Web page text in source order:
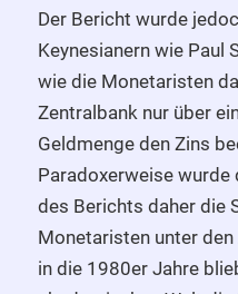
Der Bericht wurde
Keynesianern wie Paul
wie die Monetaristen
Zentralbank nur über
Geldmenge den Zins
Paradoxerweise
des Berichts daher die
Monetaristen unter
in die 1980er Jahre